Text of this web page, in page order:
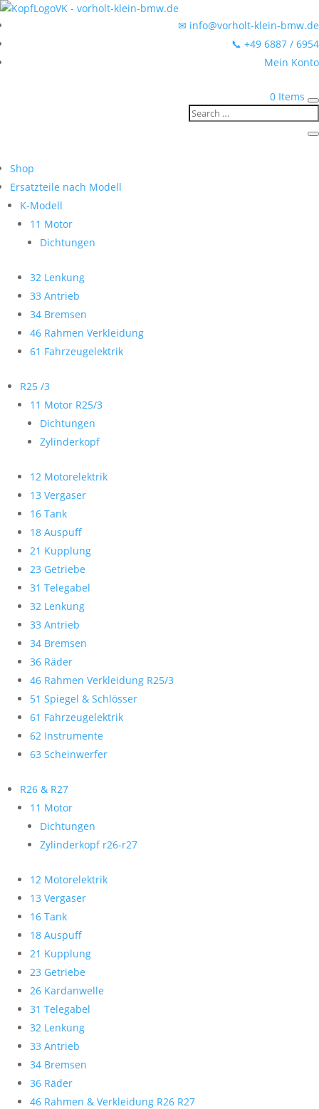
✉ info@vorholt-klein-bmw.de
📞 +49 6887 / 6954
Mein Konto
0 Items
Shop
Ersatzteile nach Modell
K-Modell
11 Motor
Dichtungen
32 Lenkung
33 Antrieb
34 Bremsen
46 Rahmen Verkleidung
61 Fahrzeugelektrik
R25 /3
11 Motor R25/3
Dichtungen
Zylinderkopf
12 Motorelektrik
13 Vergaser
16 Tank
18 Auspuff
21 Kupplung
23 Getriebe
31 Telegabel
32 Lenkung
33 Antrieb
34 Bremsen
36 Räder
46 Rahmen Verkleidung R25/3
51 Spiegel & Schlösser
61 Fahrzeugelektrik
62 Instrumente
63 Scheinwerfer
R26 & R27
11 Motor
Dichtungen
Zylinderkopf r26-r27
12 Motorelektrik
13 Vergaser
16 Tank
18 Auspuff
21 Kupplung
23 Getriebe
26 Kardanwelle
31 Telegabel
32 Lenkung
33 Antrieb
34 Bremsen
36 Räder
46 Rahmen & Verkleidung R26 R27